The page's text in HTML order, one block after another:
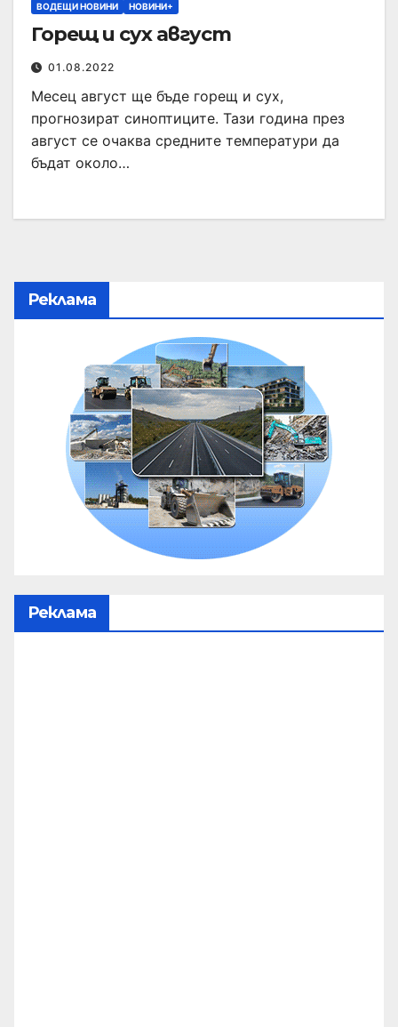
ВОДЕЩИ НОВИНИ НОВИНИ+
Горещ и сух август
01.08.2022
Месец август ще бъде горещ и сух,
прогнозират синоптиците. Тази година през
август се очаква средните температури да
бъдат около…
Реклама
Реклама